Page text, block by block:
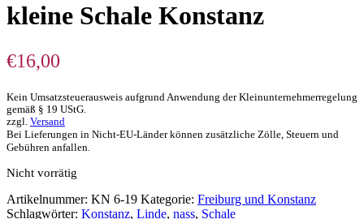
kleine Schale Konstanz
€16,00
Kein Umsatzsteuerausweis aufgrund Anwendung der Kleinunternehmerregelung
gemäß § 19 UStG.
zzgl. Versand
Bei Lieferungen in Nicht-EU-Länder können zusätzliche Zölle, Steuern und
Gebühren anfallen.
Nicht vorrätig
Artikelnummer: KN 6-19 Kategorie: Freiburg und Konstanz
Schlagwörter: Konstanz, Linde, nass, Schale